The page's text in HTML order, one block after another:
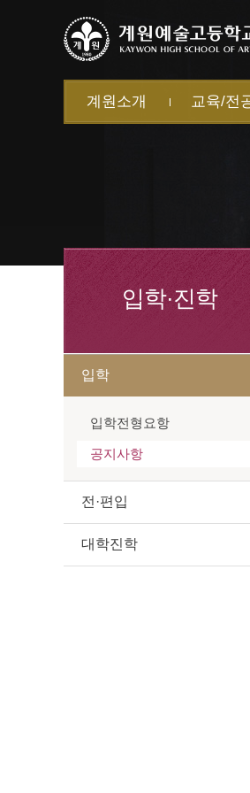
계원소개 교육/전
입학·진학
입학
입학전형요항
공지사항
전·편입
대학진학